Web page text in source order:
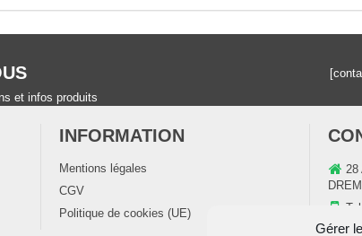
Gérer
et infos produits
INFORMATION
Mentions légales
CGV
Politique de cookies (UE)
28
E-